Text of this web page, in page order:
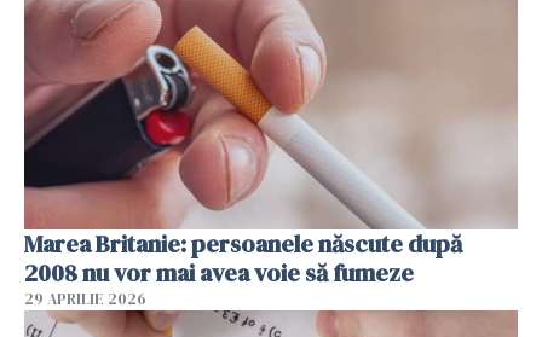
Marea Britanie: persoanele născute după
2008 nu vor mai avea voie să fumeze
29 APRILIE 2026